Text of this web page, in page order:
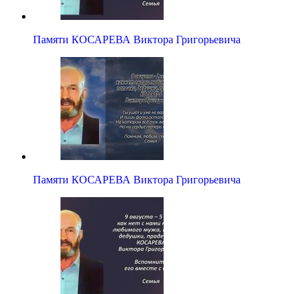
Памяти КОСАРЕВА Виктора Григорьевича
Памяти КОСАРЕВА Виктора Григорьевича